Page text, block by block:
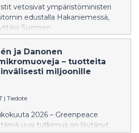
vetosivat ympäristöministeri
edustalla Hakaniemessä,
Suomen
suurimman vedätyksen ja
ja Danonen
– tuotteita
miljoonille
| Tiedote
2026 – Greenpeace
uusi tutkimus on löytänyt